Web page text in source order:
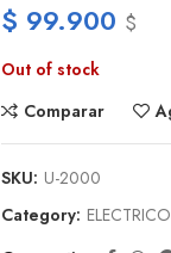
$ 99.900 $
Out of stock
Comparar
SKU: U-2000
Category: